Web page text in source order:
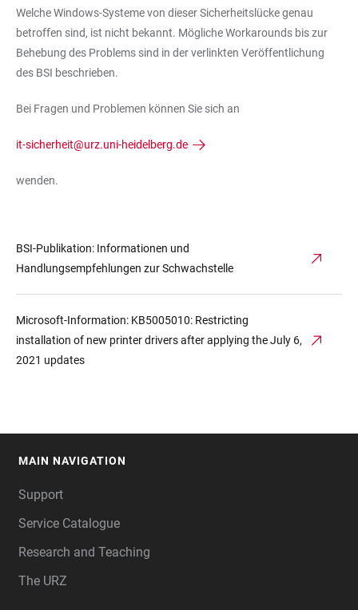
Welche Windows-Systeme von dieser Sicherheitslücke genau
betroffen sind, ist nicht bekannt. Mögliche Workarounds bis zur
Behebung des Problems sind in der verlinkten Veröffentlichung
des BSI beschrieben.
Bei Fragen und Problemen können Sie sich an
it-sicherheit@urz.uni-heidelberg.de
wenden.
BSI-Publikation: Informationen und
Handlungsempfehlungen zur Schwachstelle
Microsoft-Information: KB5005010: Restricting
installation of new printer drivers after applying the July 6,
2021 updates
MAIN NAVIGATION
Support
Service Catalogue
Research and Teaching
The URZ